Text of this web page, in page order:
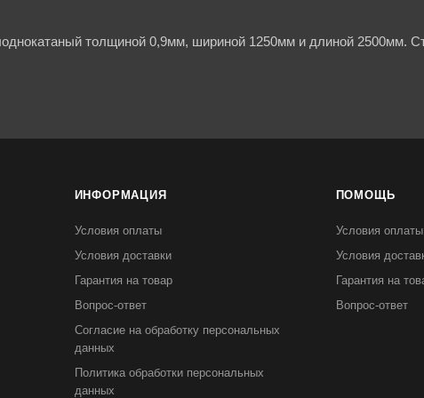
толщиной 0,9мм, шириной 1250мм и длиной 2500мм.
ИНФОРМАЦИЯ
Условия оплаты
Условия доставки
Гарантия на товар
Вопрос-ответ
Согласие на обработку персональных
данных
Политика обработки персональных
данных
ПОМОЩЬ
Условия оплаты
Условия
Гарантия на
Вопрос-ответ